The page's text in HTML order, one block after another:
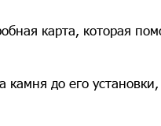
карта, которая
до его